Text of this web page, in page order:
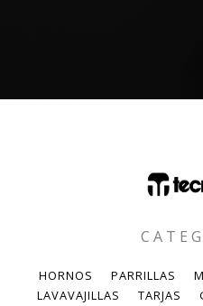
HORNOS PARRILLAS
LAVAVAJILLAS
TARJAS